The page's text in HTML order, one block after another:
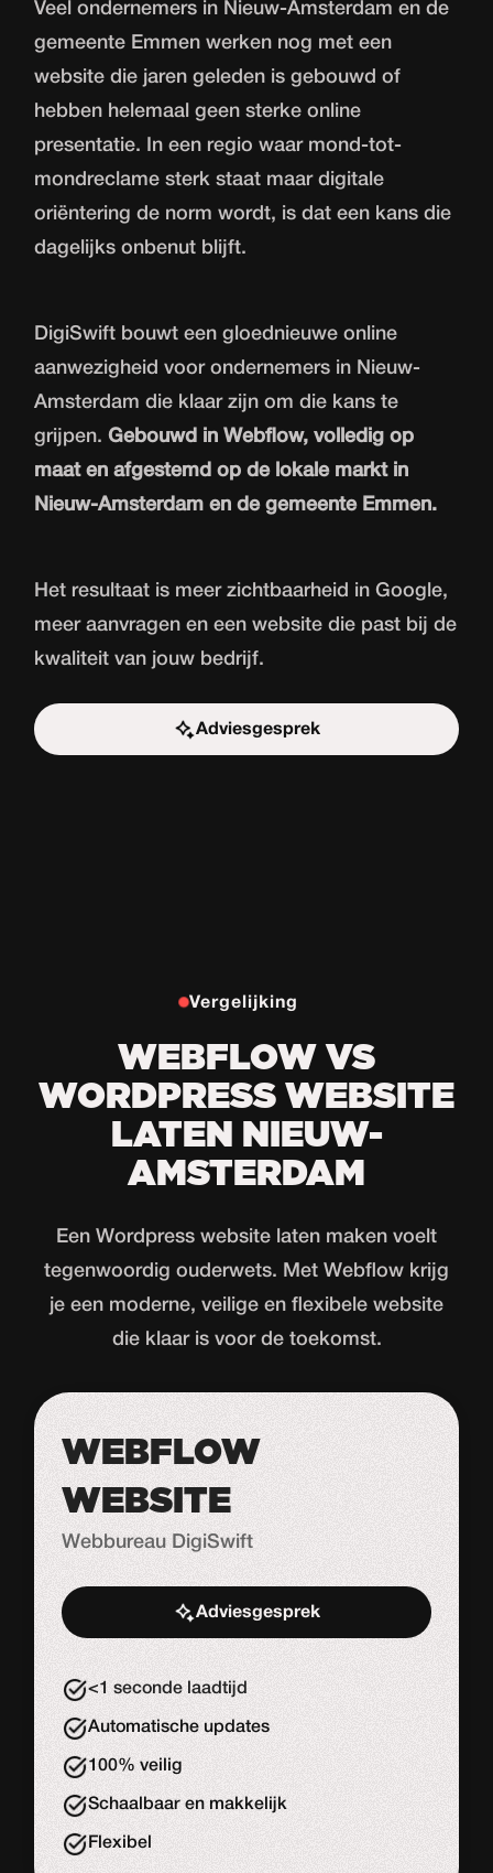
Veel ondernemers in Nieuw-Amsterdam en de
gemeente Emmen werken nog met een
website die jaren geleden is gebouwd of
hebben helemaal geen sterke online
presentatie. In een regio waar mond-tot-
mondreclame sterk staat maar digitale
oriëntering de norm wordt, is dat een kans die
dagelijks onbenut blijft.
DigiSwift bouwt een gloednieuweonline
aanwezigheid voor ondernemers in Nieuw-
Amsterdam die klaar zijn om die kans te
grijpen.Gebouwd in Webflow, volledig op
maat en afgestemd op de lokale markt in
Nieuw-Amsterdam en de gemeente Emmen.
Het resultaat is meer zichtbaarheid in Google,
meer aanvragen en een website die past bij de
kwaliteit van jouw bedrijf.
Adviesgesprek
Start de uitdaging
Vergelijking
WEBFLOW VS
WORDPRESS WEBSITE
LATEN NIEUW-
AMSTERDAM
Een Wordpress website laten maken voelt
tegenwoordig ouderwets. Met Webflow krijg
je een moderne, veilige en flexibele website
die klaar is voor de toekomst.
WEBFLOW
WEBSITE
Webbureau DigiSwift
Adviesgesprek
Start de uitdaging
<1 seconde laadtijd
Automatische updates
100% veilig
Schaalbaar en makkelijk
Flexibel